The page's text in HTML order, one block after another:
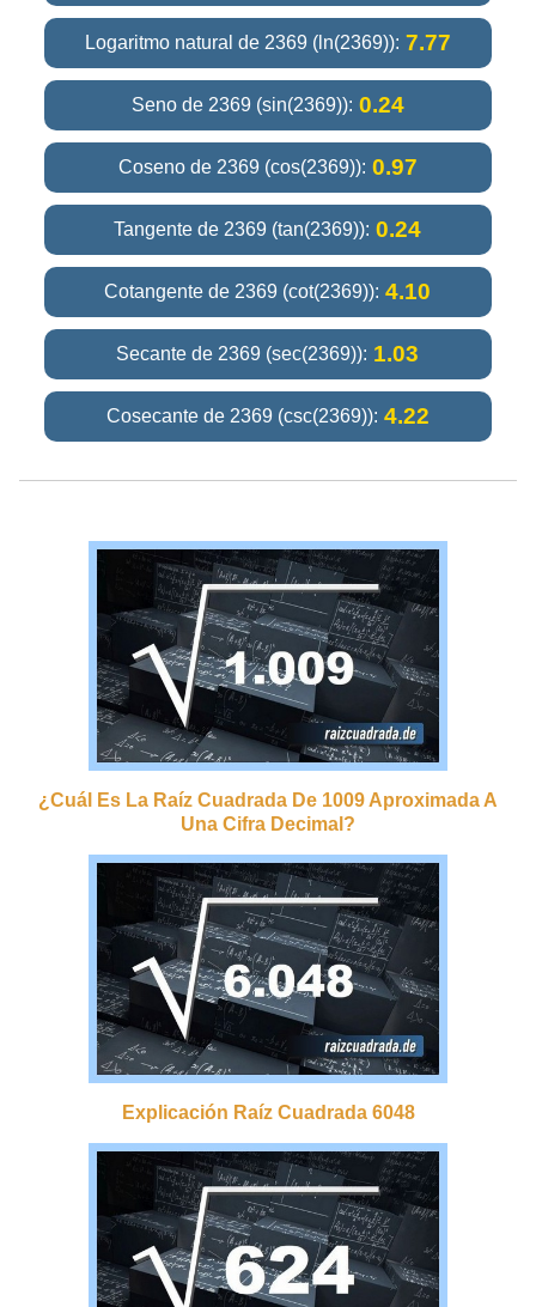
Logaritmo natural de 2369 (ln(2369)): 7.77
Seno de 2369 (sin(2369)): 0.24
Coseno de 2369 (cos(2369)): 0.97
Tangente de 2369 (tan(2369)): 0.24
Cotangente de 2369 (cot(2369)): 4.10
Secante de 2369 (sec(2369)): 1.03
Cosecante de 2369 (csc(2369)): 4.22
¿cuál Es La Raíz Cuadrada De 1009 Aproximada A
Una Cifra Decimal?
Explicación Raíz Cuadrada 6048